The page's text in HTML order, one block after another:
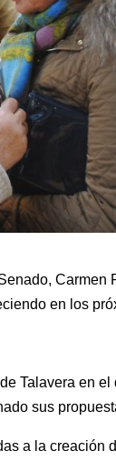
Carmen
en los
Talavera en
sus
a la creación